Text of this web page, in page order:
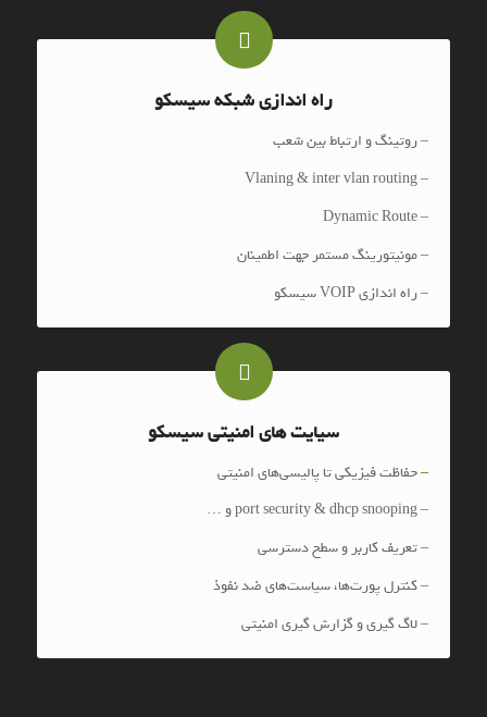
راه اندازی شبکه سیسکو
– روتینگ و ارتباط بین شعب
– Vlaning & inter vlan routing
– Dynamic Route
– مونیتورینگ مستمر جهت اطمینان
– راه اندازی VOIP سیسکو
سیایت های امنیتی سیسکو
–حفاظت فیزیکی تا پالیسی‌های امنیتی
– port security & dhcp snooping و …
– تعریف کاربر و سطح دسترسی
– کنترل پورت‌ها، سیاست‌های ضد نفوذ
– لاگ گیری و گزارش گیری امنیتی